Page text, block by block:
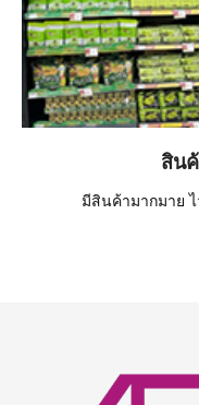
สิน
มีสินค้ามากมาย